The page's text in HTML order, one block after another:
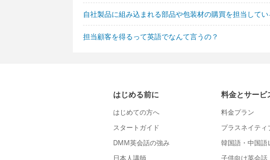
自社製品に組み込まれる部品や包装材の購買を担当して
担当顧客を得るって英語でなんて言うの？
はじめる前に
はじめての方へ
スタートガイド
DMM英会話の強み
日本人講師
料金とサービ
料金プラン
プラスネイティ
韓国語・中国語
子供向け英会話